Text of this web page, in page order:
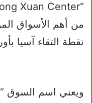
من أهم الأسواق
نقطة التقاء آسيا
ويعني اسم السوق